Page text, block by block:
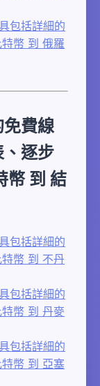
包括詳細的
幣 到 俄羅
費線
逐步
幣 到 結
包括詳細的
幣 到 不丹
包括詳細的
幣 到 丹麥
包括詳細的
幣 到 亞塞